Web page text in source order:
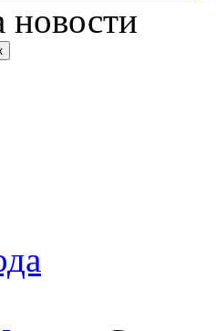
новости